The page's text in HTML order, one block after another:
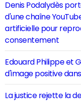
Denis Podalydès
d'une chaîne
artificielle pour
consentement
Edouard Philippe et
d'image positive
La justice rejette la